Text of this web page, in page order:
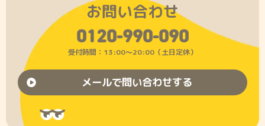
お問い合わせ
0120-990-090
受付時間：13:00〜20:00（土日定休）
メールで問い合わせする